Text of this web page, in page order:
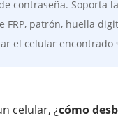
contraseña. Soporta
FRP, patrón, huella
el celular encontrado
celular, ¿cómo